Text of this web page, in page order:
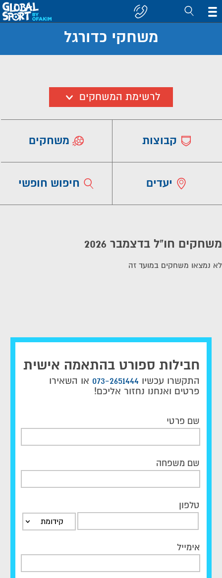
קבוצה/יעד
משחקי כדורגל
לרשימת המשחקים
קבוצות משחקים
יעדים חיפוש חופשי
משחקים חו"ל בדצמבר 2026
לא נמצאו משחקים במועד זה
חבילות ספורט בהתאמה אישית
התקשרו עכשיו 073-2651444 או השאירו
פרטים ואנחנו נחזור אליכם!
שם פרטי
שם משפחה
טלפון
קידומת
אימייל